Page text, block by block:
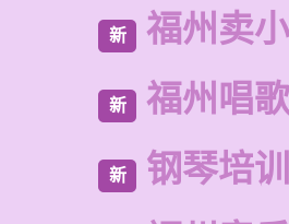
新 福州卖
新 福州唱
新 钢琴培